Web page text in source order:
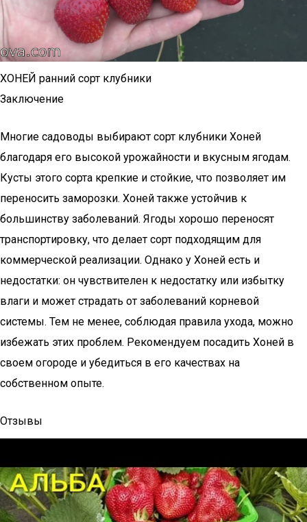
ХОНЕЙ ранний сорт клубники
Заключение
Многие садоводы выбирают сорт клубники Хоней
благодаря его высокой урожайности и вкусным ягодам.
Кусты этого сорта крепкие и стойкие, что позволяет им
переносить заморозки. Хоней также устойчив к
большинству заболеваний. Ягоды хорошо переносят
транспортировку, что делает сорт подходящим для
коммерческой реализации. Однако у Хоней есть и
недостатки: он чувствителен к недостатку или избытку
влаги и может страдать от заболеваний корневой
системы. Тем не менее, соблюдая правила ухода, можно
избежать этих проблем. Рекомендуем посадить Хоней в
своем огороде и убедиться в его качествах на
собственном опыте.
Отзывы